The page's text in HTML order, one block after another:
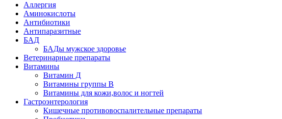
Аллергия
Аминокислоты
Антибиотики
Антипаразитные
БАД
БАДы мужское здоровье
Ветеринарные препараты
Витамины
Витамин Д
Витамины группы В
Витамины для кожи,волос и ногтей
Гастроэнтерология
Кишечные противовоспалительные препараты